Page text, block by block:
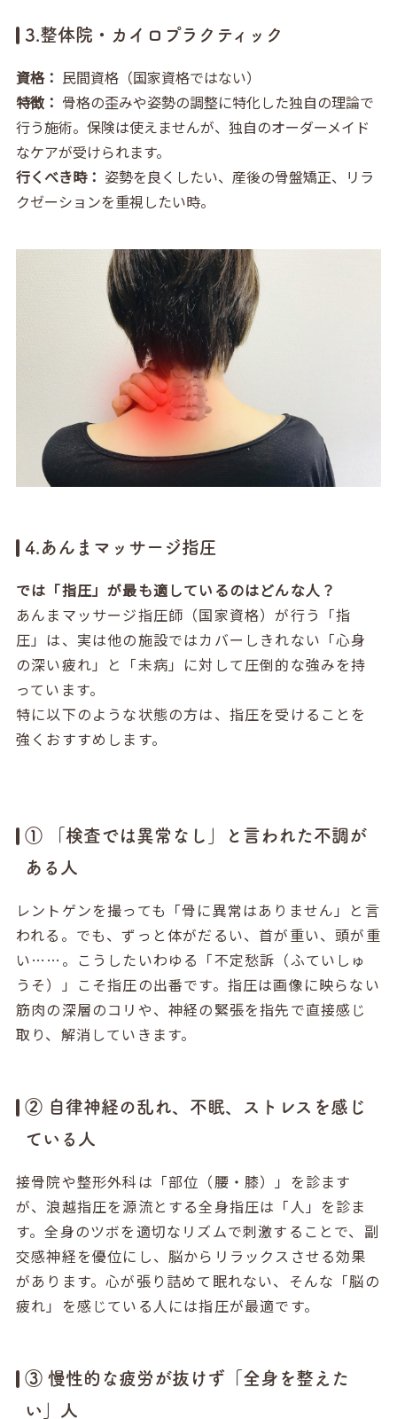
3.整体院・カイロプラクティック
資格： 民間資格（国家資格ではない）
特徴： 骨格の歪みや姿勢の調整に特化した独自の理論で
行う施術。保険は使えませんが、独自のオーダーメイド
なケアが受けられます。
行くべき時： 姿勢を良くしたい、産後の骨盤矯正、リラ
クゼーションを重視したい時。
4.あんまマッサージ指圧
では「指圧」が最も適しているのはどんな人？
あんまマッサージ指圧師（国家資格）が行う「指
圧」は、実は他の施設ではカバーしきれない「心身
の深い疲れ」と「未病」に対して圧倒的な強みを持
っています。
特に以下のような状態の方は、指圧を受けることを
強くおすすめします。
① 「検査では異常なし」と言われた不調が
ある人
レントゲンを撮っても「骨に異常はありません」と言
われる。でも、ずっと体がだるい、首が重い、頭が重
い……。こうしたいわゆる「不定愁訴（ふていしゅ
うそ）」こそ指圧の出番です。指圧は画像に映らない
筋肉の深層のコリや、神経の緊張を指先で直接感じ
取り、解消していきます。
② 自律神経の乱れ、不眠、ストレスを感じ
ている人
接骨院や整形外科は「部位（腰・膝）」を診ます
が、浪越指圧を源流とする全身指圧は「人」を診ま
す。全身のツボを適切なリズムで刺激することで、副
交感神経を優位にし、脳からリラックスさせる効果
があります。心が張り詰めて眠れない、そんな「脳の
疲れ」を感じている人には指圧が最適です。
③ 慢性的な疲労が抜けず「全身を整えた
い」人